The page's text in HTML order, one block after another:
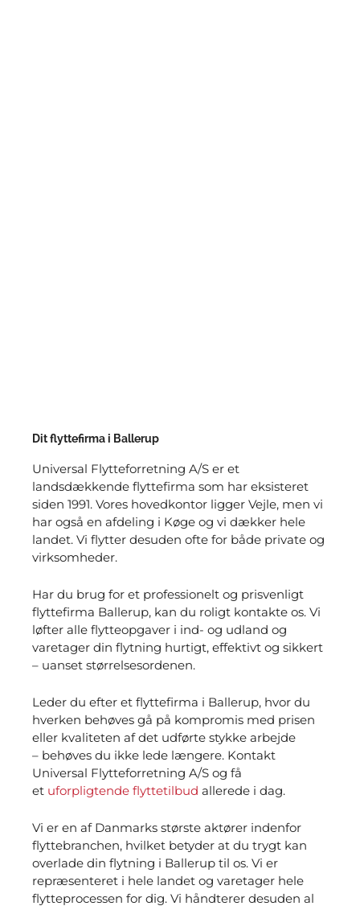
Dit flyttefirma i Ballerup
Universal Flytteforretning A/S er et
landsdækkende flyttefirma som har eksisteret
siden 1991. Vores hovedkontor ligger Vejle, men vi
har også en afdeling i Køge og vi dækker hele
landet. Vi flytter desuden ofte for både private og
virksomheder.
Har du brug for et professionelt og prisvenligt
flyttefirma Ballerup, kan du roligt kontakte os. Vi
løfter alle flytteopgaver i ind- og udland og
varetager din flytning hurtigt, effektivt og sikkert
– uanset størrelsesordenen.
Leder du efter et flyttefirma i Ballerup, hvor du
hverken behøves gå på kompromis med prisen
eller kvaliteten af det udførte stykke arbejde
– behøves du ikke lede længere. Kontakt
Universal Flytteforretning A/S og få
et uforpligtende flyttetilbud allerede i dag.
Vi er en af Danmarks største aktører indenfor
flyttebranchen, hvilket betyder at du trygt kan
overlade din flytning i Ballerup til os. Vi er
repræsenteret i hele landet og varetager hele
flytteprocessen for dig. Vi håndterer desuden al